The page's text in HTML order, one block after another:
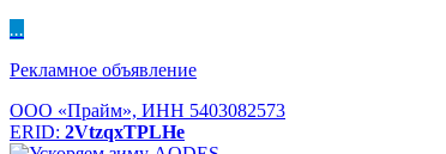
...
Рекламное объявление
ООО «Прайм», ИНН 5403082573
ERID: 2VtzqxTPLHe